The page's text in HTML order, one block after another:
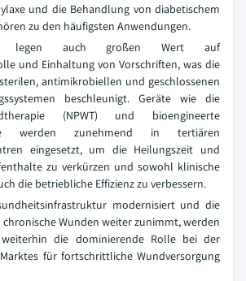
und die Behandlung von diabetischem
zu den häufigsten Anwendungen.
legen auch großen Wert auf
und Einhaltung von Vorschriften, was die
antimikrobiellen und geschlossenen
beschleunigt. Geräte wie die
(NPWT) und bioengineerte
werden zunehmend in tertiären
eingesetzt, um die Heilungszeit und
zu verkürzen und sowohl klinische
die betriebliche Effizienz zu verbessern.
modernisiert und die
Wunden weiter zunimmt, werden
weiterhin die dominierende Rolle bei der
für fortschrittliche Wundversorgung